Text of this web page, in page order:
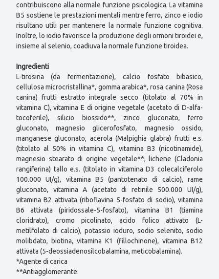
contribuiscono alla normale funzione psicologica. La vitamina
B5 sostiene le prestazioni mentali mentre ferro, zinco e iodio
risultano utili per mantenere la normale funzione cognitiva.
Inoltre, lo iodio favorisce la produzione degli ormoni tiroidei e,
insieme al selenio, coadiuva la normale funzione tiroidea.
Ingredienti
L-tirosina (da fermentazione), calcio fosfato bibasico,
cellulosa microcristallina*, gomma arabica*, rosa canina (Rosa
canina) frutti estratto integrale secco (titolato al 70% in
vitamina C), vitamina E di origine vegetale (acetato di D-alfa-
tocoferile), silicio biossido**, zinco gluconato, ferro
gluconato, magnesio glicerofosfato, magnesio ossido,
manganese gluconato, acerola (Malpighia glabra) frutti e.s.
(titolato al 50% in vitamina C), vitamina B3 (nicotinamide),
magnesio stearato di origine vegetale**, lichene (Cladonia
rangiferina) tallo e.s. (titolato in vitamina D3 colecalciferolo
100.000 UI/g), vitamina B5 (pantotenato di calcio), rame
gluconato, vitamina A (acetato di retinile 500.000 UI/g),
vitamina B2 attivata (riboflavina 5-fosfato di sodio), vitamina
B6 attivata (piridossale-5-fosfato), vitamina B1 (tiamina
cloridrato), cromo picolinato, acido folico attivato (L-
metilfolato di calcio), potassio ioduro, sodio selenito, sodio
molibdato, biotina, vitamina K1 (fillochinone), vitamina B12
attivata (5-deossiadenosilcobalamina, meticobalamina).
*Agente di carica
**Antiagglomerante.